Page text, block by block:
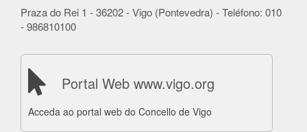
Praza do Rei 1 - 36202 - Vigo (Pontevedra) - Teléfono: 010
- 986810100
Portal Web www.vigo.org
Acceda ao portal web do Concello de Vigo